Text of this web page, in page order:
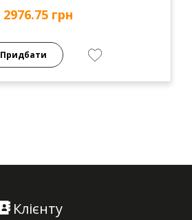
2976.75 грн
Придбати
Клієнту